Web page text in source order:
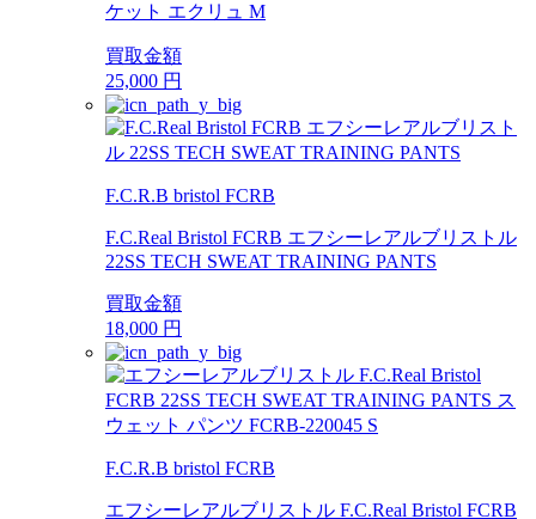
ケット エクリュ M
買取金額
25,000 円
F.C.R.B bristol FCRB
F.C.Real Bristol FCRB エフシーレアルブリストル
22SS TECH SWEAT TRAINING PANTS
買取金額
18,000 円
F.C.R.B bristol FCRB
エフシーレアルブリストル F.C.Real Bristol FCRB